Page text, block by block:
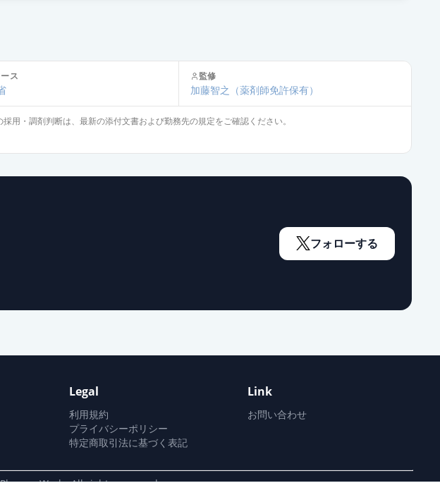
ス 監修
加藤智之 （薬剤師免許保有）
用・調剤判断は、最新の添付文書および勤務先の規定をご確認ください。
フォローする
Legal
利用規約
プライバシーポリシー
特定商取引法に基づく表記
Link
お問い合わせ